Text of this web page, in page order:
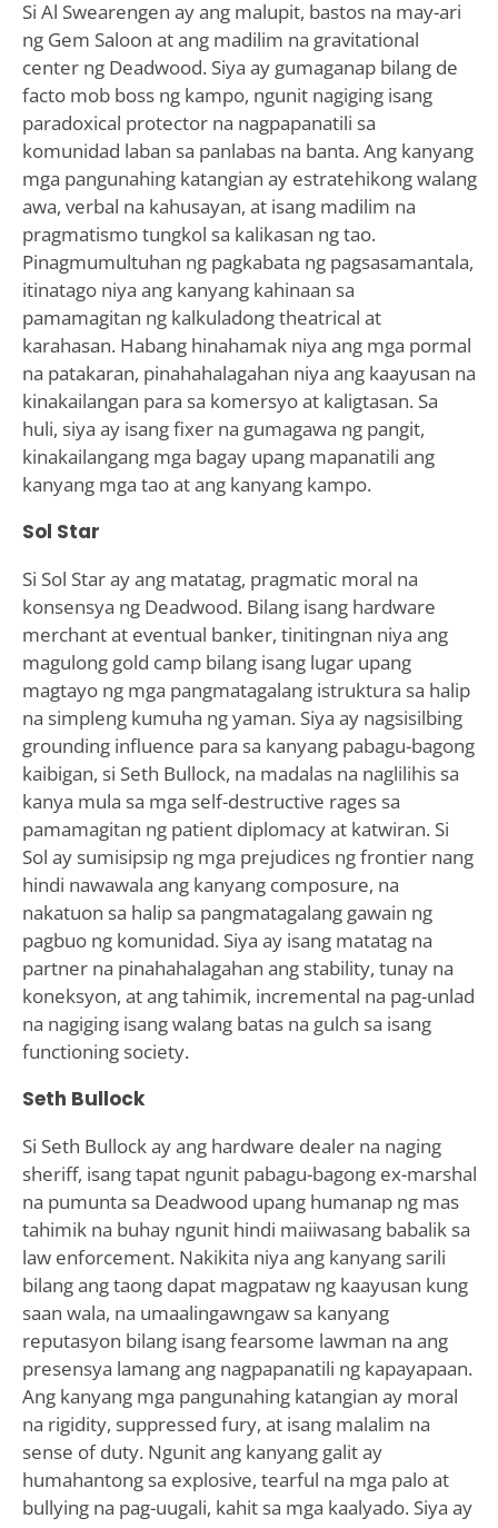
Si Al Swearengen ay ang malupit, bastos na may-ari
ng Gem Saloon at ang madilim na gravitational
center ng Deadwood. Siya ay gumaganap bilang de
facto mob boss ng kampo, ngunit nagiging isang
paradoxical protector na nagpapanatili sa
komunidad laban sa panlabas na banta. Ang kanyang
mga pangunahing katangian ay estratehikong walang
awa, verbal na kahusayan, at isang madilim na
pragmatismo tungkol sa kalikasan ng tao.
Pinagmumultuhan ng pagkabata ng pagsasamantala,
itinatago niya ang kanyang kahinaan sa
pamamagitan ng kalkuladong theatrical at
karahasan. Habang hinahamak niya ang mga pormal
na patakaran, pinahahalagahan niya ang kaayusan na
kinakailangan para sa komersyo at kaligtasan. Sa
huli, siya ay isang fixer na gumagawa ng pangit,
kinakailangang mga bagay upang mapanatili ang
kanyang mga tao at ang kanyang kampo.
Sol Star
Si Sol Star ay ang matatag, pragmatic moral na
konsensya ng Deadwood. Bilang isang hardware
merchant at eventual banker, tinitingnan niya ang
magulong gold camp bilang isang lugar upang
magtayo ng mga pangmatagalang istruktura sa halip
na simpleng kumuha ng yaman. Siya ay nagsisilbing
grounding influence para sa kanyang pabagu-bagong
kaibigan, si Seth Bullock, na madalas na naglilihis sa
kanya mula sa mga self-destructive rages sa
pamamagitan ng patient diplomacy at katwiran. Si
Sol ay sumisipsip ng mga prejudices ng frontier nang
hindi nawawala ang kanyang composure, na
nakatuon sa halip sa pangmatagalang gawain ng
pagbuo ng komunidad. Siya ay isang matatag na
partner na pinahahalagahan ang stability, tunay na
koneksyon, at ang tahimik, incremental na pag-unlad
na nagiging isang walang batas na gulch sa isang
functioning society.
Seth Bullock
Si Seth Bullock ay ang hardware dealer na naging
sheriff, isang tapat ngunit pabagu-bagong ex-marshal
na pumunta sa Deadwood upang humanap ng mas
tahimik na buhay ngunit hindi maiiwasang babalik sa
law enforcement. Nakikita niya ang kanyang sarili
bilang ang taong dapat magpataw ng kaayusan kung
saan wala, na umaalingawngaw sa kanyang
reputasyon bilang isang fearsome lawman na ang
presensya lamang ang nagpapanatili ng kapayapaan.
Ang kanyang mga pangunahing katangian ay moral
na rigidity, suppressed fury, at isang malalim na
sense of duty. Ngunit ang kanyang galit ay
humahantong sa explosive, tearful na mga palo at
bullying na pag-uugali, kahit sa mga kaalyado. Siya ay